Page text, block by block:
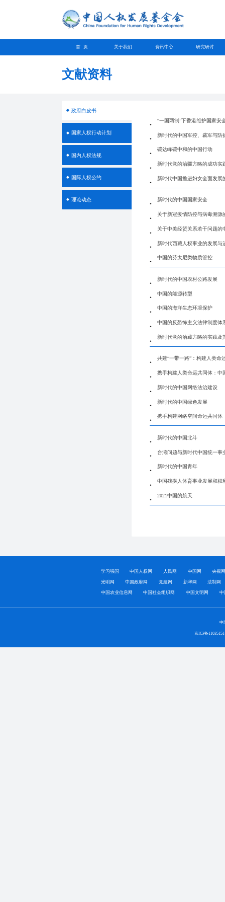
首 页 关于我们 资讯中心 研究研讨
文献资料
政府白皮书
国家人权行动计划
国内人权法规
国际人权公约
理论动态
“一国两制”下香港维护国家安
新时代的中国军控、裁军与防
碳达峰碳中和的中国行动
新时代党的治疆方略的成功实
新时代中国推进妇女全面发展
新时代的中国国家安全
关于新冠疫情防控与病毒溯源
关于中美经贸关系若干问题的
新时代西藏人权事业的发展与
中国的芬太尼类物质管控
新时代的中国农村公路发展
中国的能源转型
中国的海洋生态环境保护
中国的反恐怖主义法律制度体
新时代党的治藏方略的实践及
共建“一带一路”：构建人类命
携手构建人类命运共同体：中
新时代的中国网络法治建设
新时代的中国绿色发展
携手构建网络空间命运共同体
新时代的中国北斗
台湾问题与新时代中国统一事
新时代的中国青年
中国残疾人体育事业发展和权
2021中国的航天
学习强国 中国人权网 人民网 中国网 央视
光明网 中国政府网 党建网 新华网 法制网
中国农业信息网 中国社会组织网 中国文明网 中
中
京ICP备